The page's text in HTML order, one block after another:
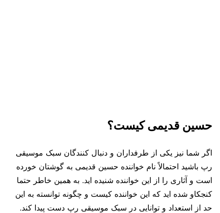
حسین قدیمی کیست؟
اگر شما نیز یکی از طرفداران و دنبال کنندگان سبک موسیقی
رپ باشید احتمالاً نام خواننده حسین قدیمی به گوشتان خورده
است و آثاری را از این خواننده شنیده اید. به همین خاطر حتما
کنجکاو شده اید که این خواننده کیست و چگونه توانسته به این
حد از استعداد و توانایی در سبک موسیقی رپ دست پیدا کند.